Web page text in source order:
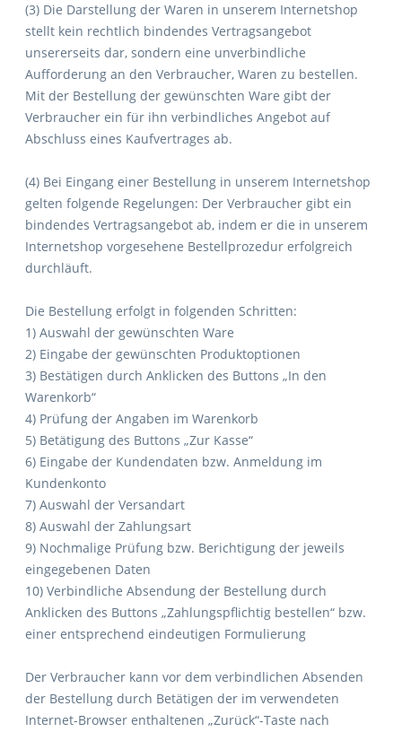
(3) Die Darstellung der Waren in unserem Internetshop
stellt kein rechtlich bindendes Vertragsangebot
unsererseits dar, sondern eine unverbindliche
Aufforderung an den Verbraucher, Waren zu bestellen.
Mit der Bestellung der gewünschten Ware gibt der
Verbraucher ein für ihn verbindliches Angebot auf
Abschluss eines Kaufvertrages ab.
(4) Bei Eingang einer Bestellung in unserem Internetshop
gelten folgende Regelungen: Der Verbraucher gibt ein
bindendes Vertragsangebot ab, indem er die in unserem
Internetshop vorgesehene Bestellprozedur erfolgreich
durchläuft.
Die Bestellung erfolgt in folgenden Schritten:
1) Auswahl der gewünschten Ware
2) Eingabe der gewünschten Produktoptionen
3) Bestätigen durch Anklicken des Buttons „In den
Warenkorb“
4) Prüfung der Angaben im Warenkorb
5) Betätigung des Buttons „Zur Kasse“
6) Eingabe der Kundendaten bzw. Anmeldung im
Kundenkonto
7) Auswahl der Versandart
8) Auswahl der Zahlungsart
9) Nochmalige Prüfung bzw. Berichtigung der jeweils
eingegebenen Daten
10) Verbindliche Absendung der Bestellung durch
Anklicken des Buttons „Zahlungspflichtig bestellen“ bzw.
einer entsprechend eindeutigen Formulierung
Der Verbraucher kann vor dem verbindlichen Absenden
der Bestellung durch Betätigen der im verwendeten
Internet-Browser enthaltenen „Zurück“-Taste nach